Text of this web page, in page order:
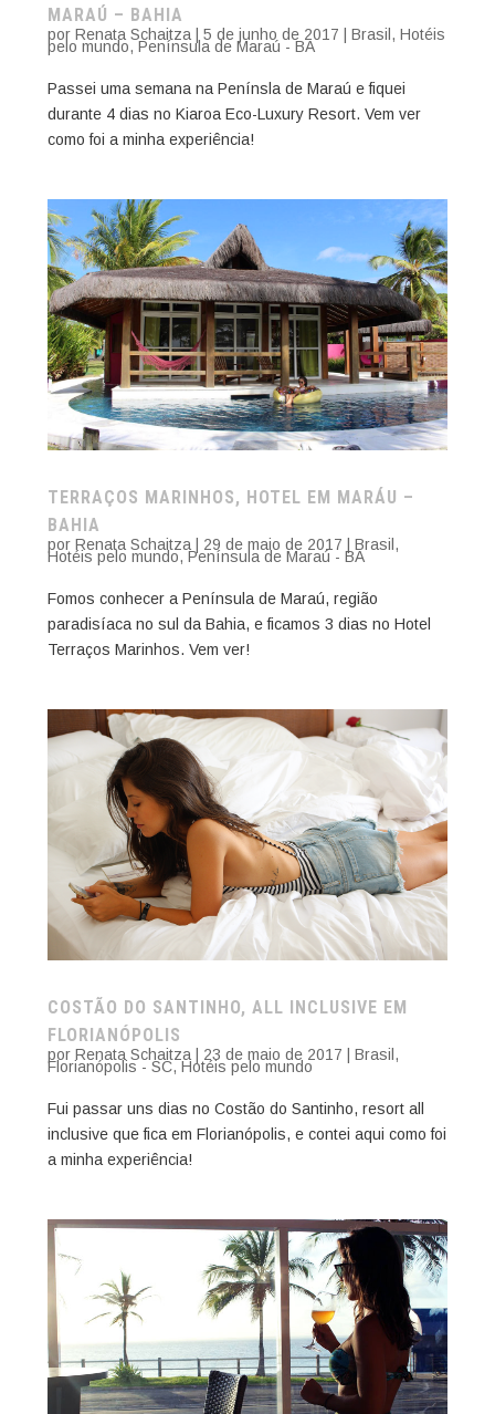
MARAÚ – BAHIA
por Renata Schaitza| 5 de junho de 2017 Brasil , Hotéis
pelo mundo, Península de Maraú - BA
Passei uma semana na Penínsla de Maraú e fiquei
durante 4 dias no Kiaroa Eco-Luxury Resort. Vem ver
como foi a minha experiência!
TERRAÇOS MARINHOS, HOTEL EM MARÁU –
BAHIA
por Renata Schaitza| 29 de maio de 2017 Brasil ,
Hotéis pelo mundo, Península de Maraú - BA
Fomos conhecer a Península de Maraú, região
paradisíaca no sul da Bahia, e ficamos 3 dias no Hotel
Terraços Marinhos. Vem ver!
COSTÃO DO SANTINHO, ALL INCLUSIVE EM
FLORIANÓPOLIS
por Renata Schaitza| 23 de maio de 2017 Brasil ,
Florianópolis - SC, Hotéis pelo mundo
Fui passar uns dias no Costão do Santinho, resort all
inclusive que fica em Florianópolis, e contei aqui como foi
a minha experiência!